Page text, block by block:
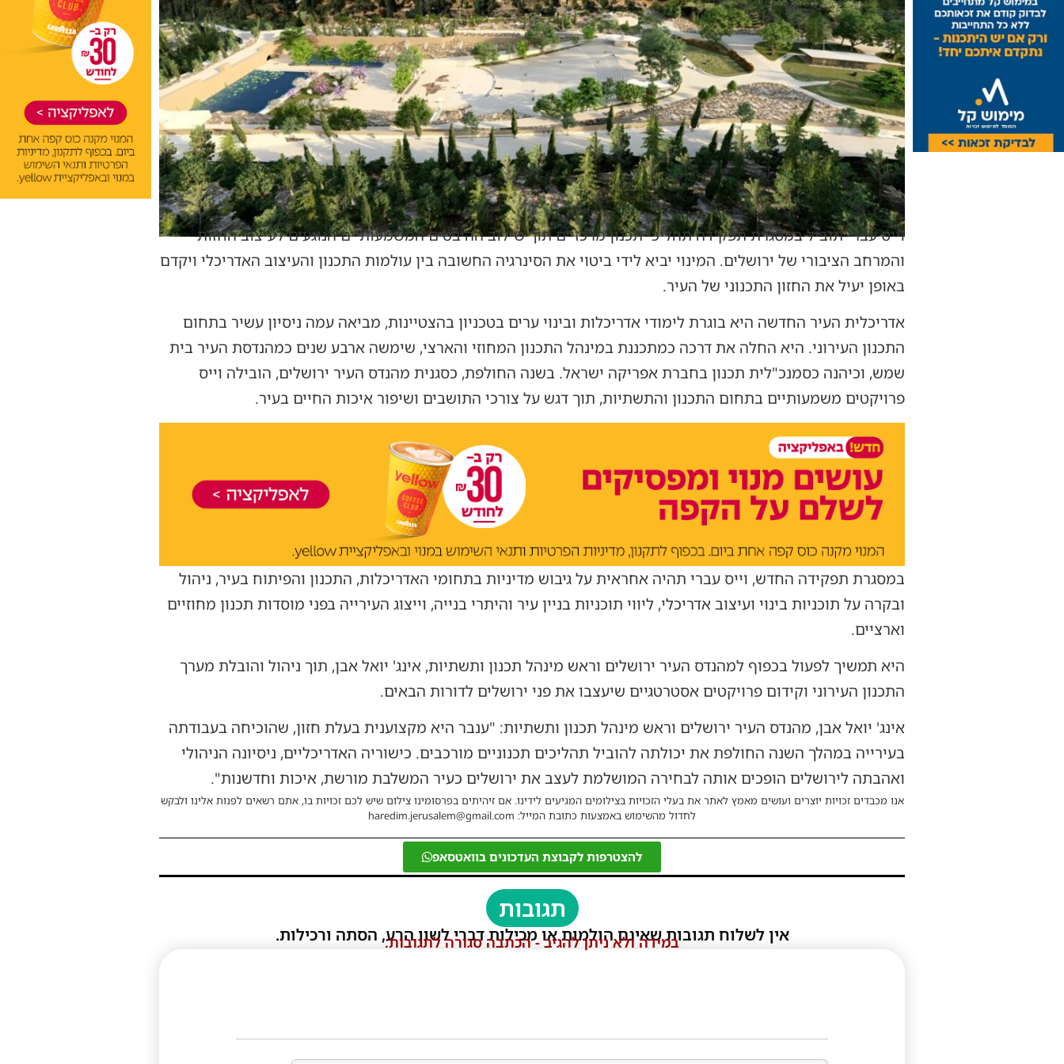
וייס עברי תוביל במסגרת תפקידה תהליכי תכנון מרכזיים תוך שילוב ההיבטים המשמעותיים הנוגעים לעיצוב החזות
והמרחב הציבורי של ירושלים. המינוי יביא לידי ביטוי את הסינרגיה החשובה בין עולמות התכנון והעיצוב האדריכלי ויקדם
באופן יעיל את החזון התכנוני של העיר.
אדריכלית העיר החדשה היא בוגרת לימודי אדריכלות ובינוי ערים בטכניון בהצטיינות, מביאה עמה ניסיון עשיר בתחום
התכנון העירוני. היא החלה את דרכה כמתכננת במינהל התכנון המחוזי והארצי, שימשה ארבע שנים כמהנדסת העיר בית
שמש, וכיהנה כסמנכ"לית תכנון בחברת אפריקה ישראל. בשנה החולפת, כסגנית מהנדס העיר ירושלים, הובילה וייס
פרויקטים משמעותיים בתחום התכנון והתשתיות, תוך דגש על צורכי התושבים ושיפור איכות החיים בעיר.
במסגרת תפקידה החדש, וייס עברי תהיה אחראית על גיבוש מדיניות בתחומי האדריכלות, התכנון והפיתוח בעיר, ניהול
ובקרה על תוכניות בינוי ועיצוב אדריכלי, ליווי תוכניות בניין עיר והיתרי בנייה, וייצוג העירייה בפני מוסדות תכנון מחוזיים
וארציים.
היא תמשיך לפעול בכפוף למהנדס העיר ירושלים וראש מינהל תכנון ותשתיות, אינג' יואל אבן, תוך ניהול והובלת מערך
התכנון העירוני וקידום פרויקטים אסטרטגיים שיעצבו את פני ירושלים לדורות הבאים.
אינג' יואל אבן, מהנדס העיר ירושלים וראש מינהל תכנון ותשתיות: "ענבר היא מקצוענית בעלת חזון, שהוכיחה בעבודתה
בעירייה במהלך השנה החולפת את יכולתה להוביל תהליכים תכנוניים מורכבים. כישוריה האדריכליים, ניסיונה הניהולי
ואהבתה לירושלים הופכים אותה לבחירה המושלמת לעצב את ירושלים כעיר המשלבת מורשת, איכות וחדשנות".
אנו מכבדים זכויות יוצרים ועושים מאמץ לאתר את בעלי הזכויות בצילומים המגיעים לידינו. אם זיהיתים בפרסומינו צילום שיש לכם זכויות בו, אתם רשאים לפנות אלינו ולבקש
לחדול מהשימוש באמצעות כתובת המייל: haredim.jerusalem@gmail.com
להצטרפות לקבוצת העדכונים בוואטסאפ
תגובות
אין לשלוח תגובות שאינם הולמות או מכילות דברי לשון הרע, הסתה ורכילות.
במידה ולא ניתן להגיב - הכתבה סגורה לתגובות.